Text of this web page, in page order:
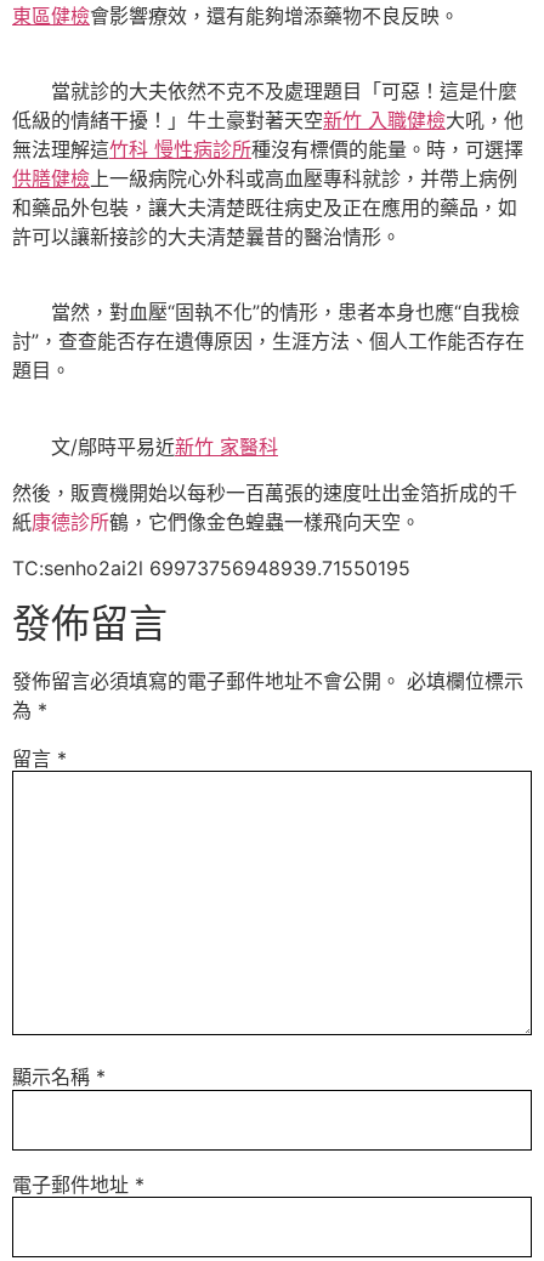
東區健檢會影響療效，還有能夠增添藥物不良反映。
當就診的大夫依然不克不及處理題目「可惡！這是什麼
低級的情緒干擾！」牛土豪對著天空新竹 入職健檢大吼，他
無法理解這竹科 慢性病診所種沒有標價的能量。時，可選擇
供膳健檢 上一級病院心外科或高血壓專科就診，并帶上病例
和藥品外包裝，讓大夫清楚既往病史及正在應用的藥品，如
許可以讓新接診的大夫清楚曩昔的醫治情形。
當然，對血壓“固執不化”的情形，患者本身也應“自我檢
討”，查查能否存在遺傳原因，生涯方法、個人工作能否存在
題目。
文/鄔時平易近新竹 家醫科
然後，販賣機開始以每秒一百萬張的速度吐出金箔折成的千
紙康德診所鶴，它們像金色蝗蟲一樣飛向天空。
TC:senho2ai2l 69973756948939.71550195
發佈留言
發佈留言必須填寫的電子郵件地址不會公開。 必填欄位標示
為 *
留言 *
顯示名稱 *
電子郵件地址 *